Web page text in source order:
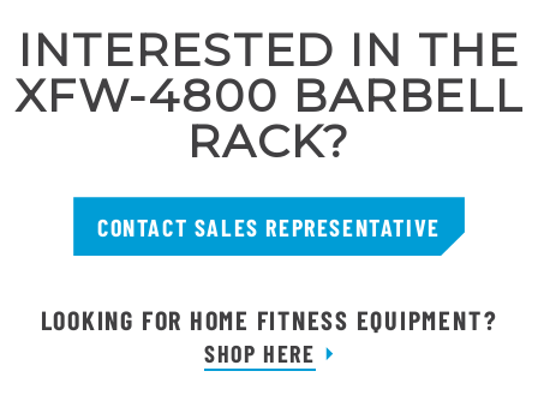
INTERESTED IN THE
XFW-4800 BARBELL
RACK?
CONTACT SALES REPRESENTATIVE
LOOKING FOR HOME FITNESS EQUIPMENT?
SHOP HERE